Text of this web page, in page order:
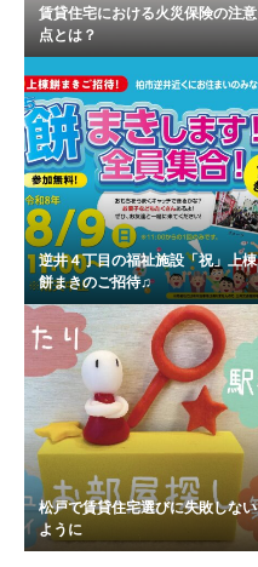
賃貸住宅における火災保険の注意
点とは？
逆井４丁目の福祉施設「祝」上棟
餅まきのご招待♫
松戸で賃貸住宅選びに失敗しない
ように